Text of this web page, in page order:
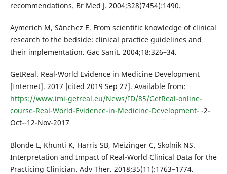
recommendations. Br Med J. 2004;328(7454):1490.
Aymerich M, Sánchez E. From scientific knowledge of clinical
research to the bedside: clinical practice guidelines and
their implementation. Gac Sanit. 2004;18:326–34.
GetReal. Real-World Evidence in Medicine Development
[Internet]. 2017 [cited 2019 Sep 27]. Available from:
https://www.imi-getreal.eu/News/ID/85/GetReal-online-
course-Real-World-Evidence-in-Medicine-Development- -2-
Oct--12-Nov-2017
Blonde L, Khunti K, Harris SB, Meizinger C, Skolnik NS.
Interpretation and Impact of Real-World Clinical Data for the
Practicing Clinician. Adv Ther. 2018;35(11):1763–1774.